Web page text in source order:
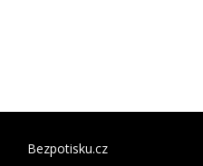
Bezpotisku.cz